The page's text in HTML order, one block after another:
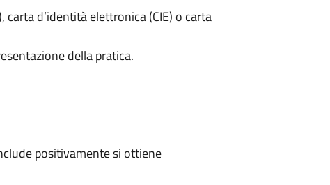
d’identità elettronica (CIE) o carta
della pratica.
positivamente si ottiene